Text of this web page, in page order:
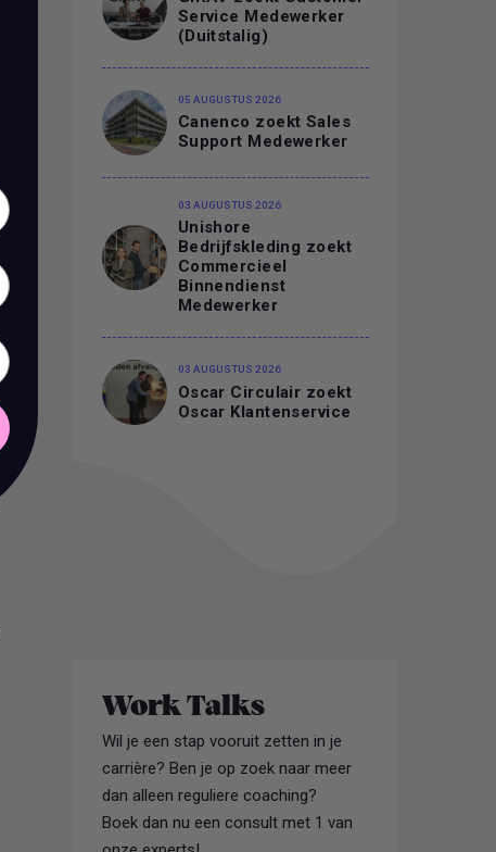
Service Medewerker
(Duitstalig)
05 AUGUSTUS 2026
Canenco zoekt Sales
Support Medewerker
03 AUGUSTUS 2026
Unishore
Bedrijfskleding zoekt
Commercieel
Binnendienst
Medewerker
03 AUGUSTUS 2026
Oscar Circulair zoekt
Oscar Klantenservice
Work Talks
Wil je een stap vooruit zetten in je
carrière? Ben je op zoek naar meer
dan alleen reguliere coaching?
Boek dan nu een consult met 1 van